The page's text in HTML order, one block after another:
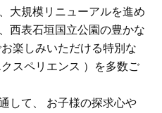
大規模リニューアルを進め
西表石垣国立公園の豊かな
楽しみいただける特別な
スペリエンス ）を多数ご
して、 お子様の探求心や